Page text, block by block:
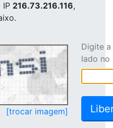
IP 216.73.216.116,
[trocar imagem]
Digite
lado no